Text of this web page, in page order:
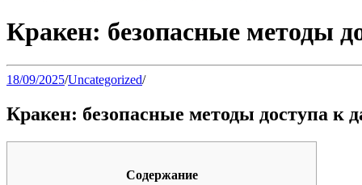
Кракен: безопасные методы
18/09/2025/Uncategorized/
Кракен: безопасные методы доступа к
Содержание